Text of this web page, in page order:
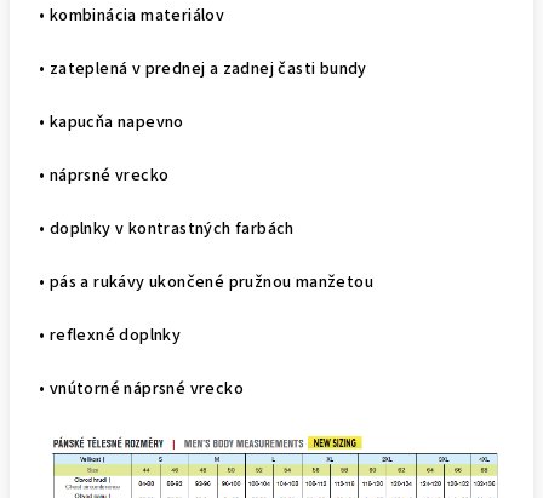
• kombinácia materiálov
• zateplená v prednej a zadnej časti bundy
• kapucňa napevno
• náprsné vrecko
• doplnky v kontrastných farbách
• pás a rukávy ukončené pružnou manžetou
• reflexné doplnky
• vnútorné náprsné vrecko